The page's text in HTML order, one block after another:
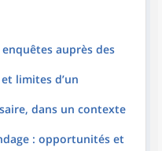
auprès des
limites d’un
dans un contexte
: opportunités et